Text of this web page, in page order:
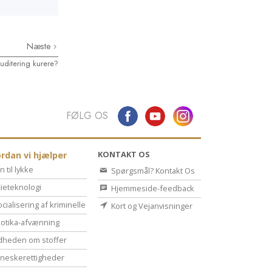
Næste
kurere?
FØLG OS
vi hjælper
til lykke
af kriminelle
afvænning
om stoffer
KONTAKT OS
Spørgsmål? Kontakt Os
Hjemmeside-feedback
Kort og Vejanvisninger